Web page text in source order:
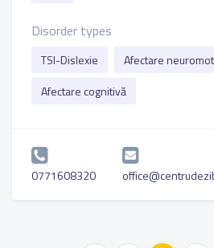
Disorder types
TSI-Dislexie
Afectare
Afectare cognitivă
0771608320